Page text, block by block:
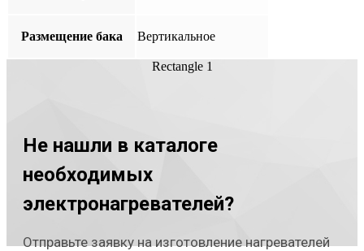
Размещение бака Вертикальное
Rectangle 1
Не нашли в каталоге
необходимых
электронагревателей?
Отправьте заявку на изготовление нагревателей